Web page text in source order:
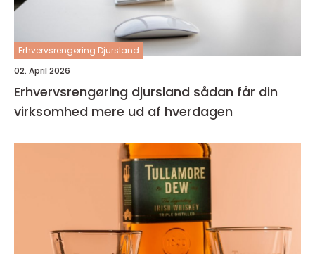
Erhvervsrengøring Djursland
02. April 2026
Erhvervsrengøring djursland sådan får din
virksomhed mere ud af hverdagen